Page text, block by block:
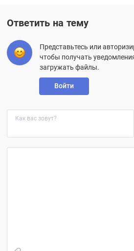
Ответить на тему
Представьтесь или
чтобы получать
загружать файлы.
Войти
Как вас зовут?